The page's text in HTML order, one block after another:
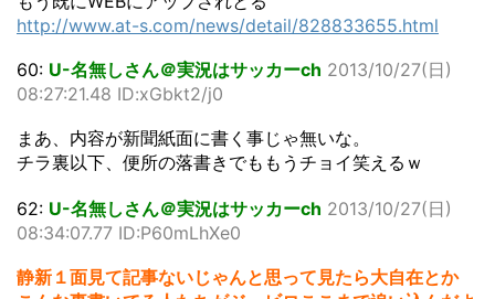
http://www.at-s.com/news/detail/828833655.html
60: U-名無しさん＠実況はサッカーch 2013/10/27(日)
08:27:21.48 ID:xGbkt2/j0
まあ、内容が新聞紙面に書く事じゃ無いな。
チラ裏以下、便所の落書きでももうチョイ笑えるｗ
62: U-名無しさん＠実況はサッカーch 2013/10/27(日)
08:34:07.77 ID:P60mLhXe0
静新１面見て記事ないじゃんと思って見たら大自在とか